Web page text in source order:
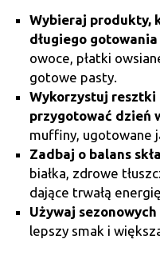
Wybieraj produkty,
długiego gotowania
owoce, płatki
gotowe pasty.
Wykorzystuj resztki
przygotować dzień
muffiny, ugotowane
Zadbaj o balans
białka, zdrowe
dające trwałą
Używaj
lepszy smak i